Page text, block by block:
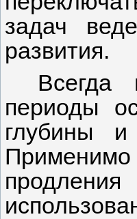
задач
развития.
Всегда
периоды
глубины и